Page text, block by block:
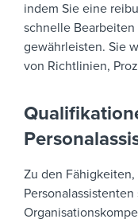
indem Sie eine
schnelle
gewährleisten. Sie
von Richtlinien,
Zu den